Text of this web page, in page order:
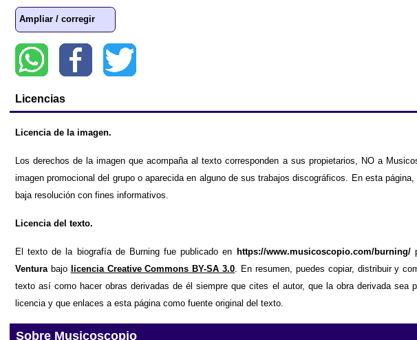
Ampliar / corregir
Licencias
Licencia de la imagen.
Los derechos de la imagen que acompaña al texto corresponden a sus propietarios, NO a
imagen promocional del grupo o aparecida en alguno de sus trabajos discográficos. En esta
baja resolución con fines informativos.
Licencia del texto.
El texto de la biografía de Burning fue publicado en https://www.musicoscopio.com/burning/
Ventura bajo licencia Creative Commons BY-SA 3.0 . En resumen, puedes copiar, distribuir y
texto así como hacer obras derivadas de él siempre que cites el autor, que la obra derivada sea
licencia y que enlaces a esta página como fuente original del texto.
Sobre Musicoscopio